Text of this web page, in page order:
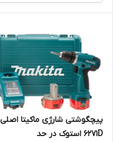
پیچگوشتی شارژی ماکیتا اصلی
6271D استوک در حد